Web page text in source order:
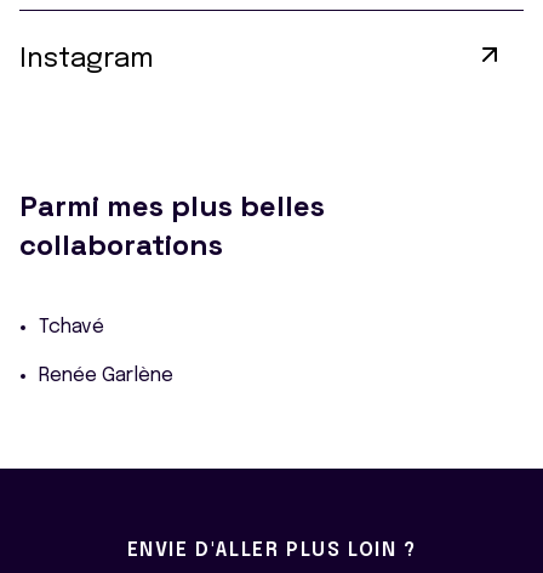
Instagram
Parmi mes plus belles
collaborations
Tchavé
Renée Garlène
ENVIE D'ALLER PLUS LOIN ?